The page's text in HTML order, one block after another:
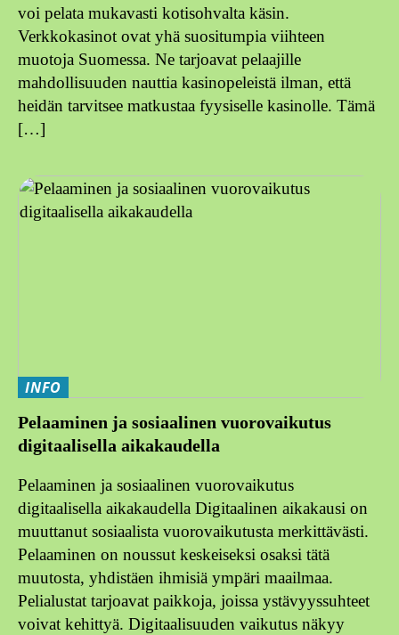
voi pelata mukavasti kotisohvalta käsin.
Verkkokasinot ovat yhä suositumpia viihteen
muotoja Suomessa. Ne tarjoavat pelaajille
mahdollisuuden nauttia kasinopeleistä ilman, että
heidän tarvitsee matkustaa fyysiselle kasinolle. Tämä
[…]
INFO
Pelaaminen ja sosiaalinen vuorovaikutus
digitaalisella aikakaudella
Pelaaminen ja sosiaalinen vuorovaikutus
digitaalisella aikakaudella Digitaalinen aikakausi on
muuttanut sosiaalista vuorovaikutusta merkittävästi.
Pelaaminen on noussut keskeiseksi osaksi tätä
muutosta, yhdistäen ihmisiä ympäri maailmaa.
Pelialustat tarjoavat paikkoja, joissa ystävyyssuhteet
voivat kehittyä. Digitaalisuuden vaikutus näkyy